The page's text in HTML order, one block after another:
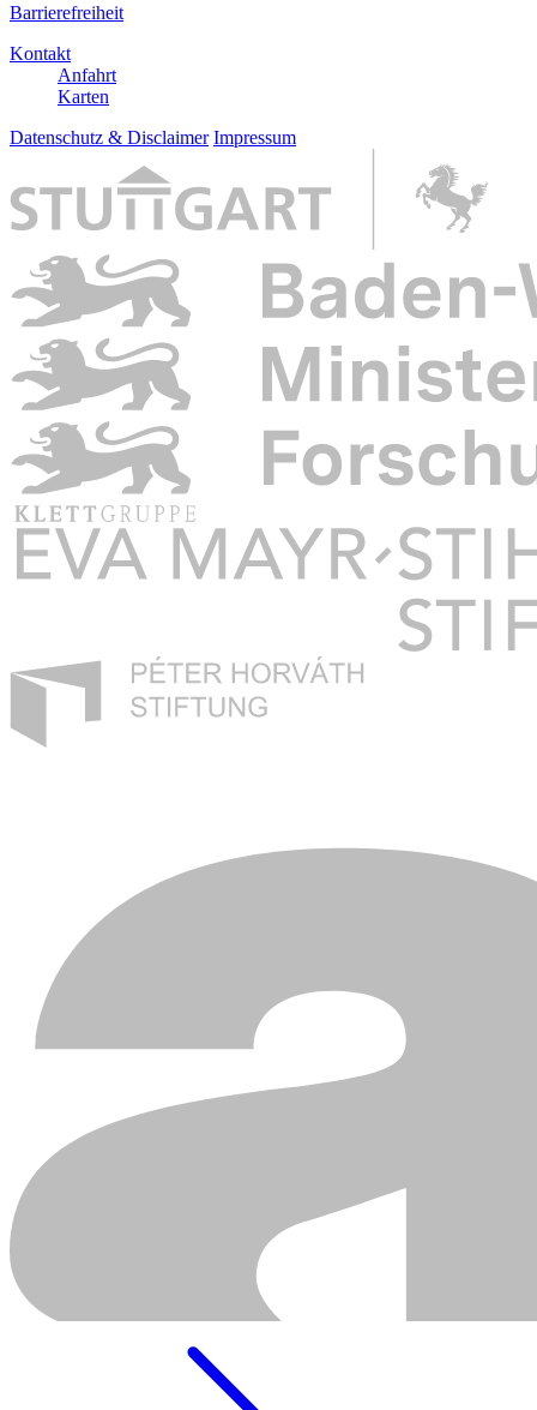
Barrierefreiheit
Kontakt
Anfahrt
Karten
Datenschutz & Disclaimer Impressum